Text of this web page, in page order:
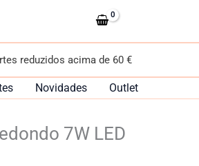
reduzidos acima de 60 €
Novidades Outlet
7W LED